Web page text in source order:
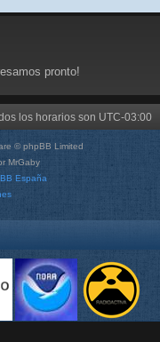
pronto!
los horarios son UTC-03:00
© phpBB Limited
MrGaby
España